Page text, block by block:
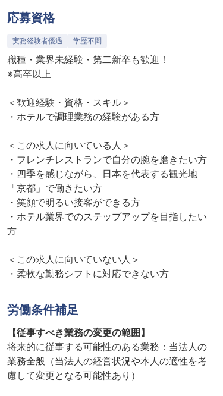
応募資格
実務経験者優遇 学歴不問
職種・業界未経験・第二新卒も歓迎！
※高卒以上
＜歓迎経験・資格・スキル＞
・ホテルで調理業務の経験がある方
＜この求人に向いている人＞
・フレンチレストランで自分の腕を磨きたい方
・四季を感じながら、日本を代表する観光地
「京都」で働きたい方
・笑顔で明るい接客ができる方
・ホテル業界でのステップアップを目指したい
方
＜この求人に向いていない人＞
・柔軟な勤務シフトに対応できない方
労働条件補足
【従事すべき業務の変更の範囲】
将来的に従事する可能性のある業務：当法人の
業務全般（当法人の経営状況や本人の適性を考
慮して変更となる可能性あり）